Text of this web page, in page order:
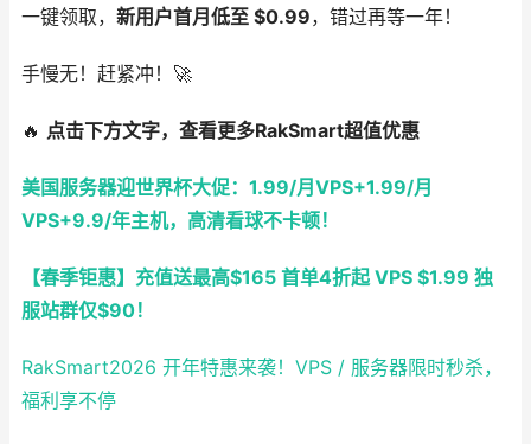
一键领取， 新用户首月低至 $0.99，错过再等一年！
手慢无！赶紧冲！🚀
🔥 点击下方文字，查看更多RakSmart超值优惠
美国服务器迎世界杯大促：1.99/月VPS+1.99/月
VPS+9.9/年主机，高清看球不卡顿！
【春季钜惠】充值送最高$165 首单4折起 VPS $1.99 独
服站群仅$90！
RakSmart2026 开年特惠来袭！VPS / 服务器限时秒杀，
福利享不停